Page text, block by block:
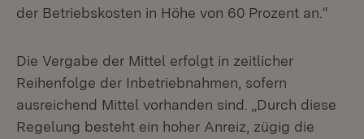
der Betriebskosten in Höhe von 60 Prozent an.“
Die Vergabe der Mittel erfolgt in zeitlicher
Reihenfolge der Inbetriebnahmen, sofern
ausreichend Mittel vorhanden sind. „Durch diese
Regelung besteht ein hoher Anreiz, zügig die